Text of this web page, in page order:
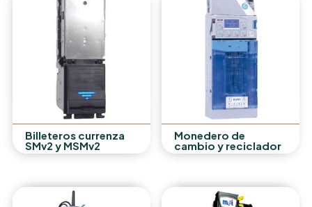
Billeteros currenza
SMv2 y MSMv2
Monedero de
cambio y reciclador